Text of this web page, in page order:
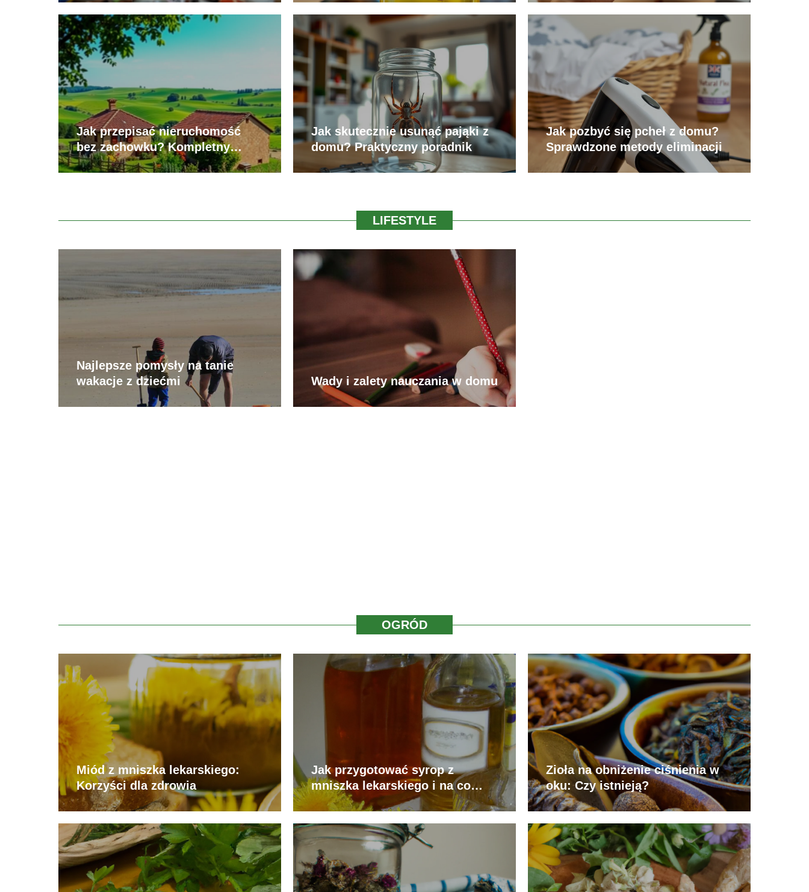
Jak przepisać nieruchomość
bez zachowku? Kompletny
przewodnik
Jak skutecznie usunąć pająki z
domu? Praktyczny poradnik
Jak pozbyć się pcheł z domu?
Sprawdzone metody eliminacji
LIFESTYLE
Najlepsze pomysły na tanie
wakacje z dziećmi
Wady i zalety nauczania w domu
OGRÓD
Miód z mniszka lekarskiego:
Korzyści dla zdrowia
Jak przygotować syrop z
mniszka lekarskiego i na co
pomaga?
Zioła na obniżenie ciśnienia w
oku: Czy istnieją?